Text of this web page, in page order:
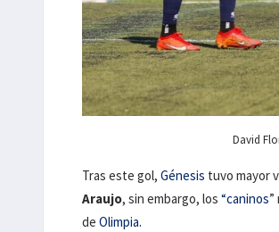
David
Tras este gol,Génesis tuvo mayor
Araujo, sin embargo, los“caninos”
deOlimpia.